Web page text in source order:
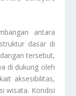
antara
dasar di
tersebut,
di dukung oleh
aksesibilitas,
wisata. Kondisi